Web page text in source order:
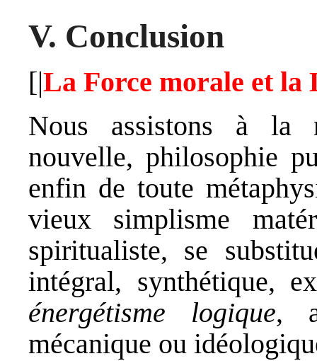
V. Conclusion
[|La Force morale et la
Nous assistons à la
nouvelle, philosophie
enfin de toute
vieux simplisme
spiritualiste, se
intégral, synthétique,
énergétisme logique,
mécanique ou